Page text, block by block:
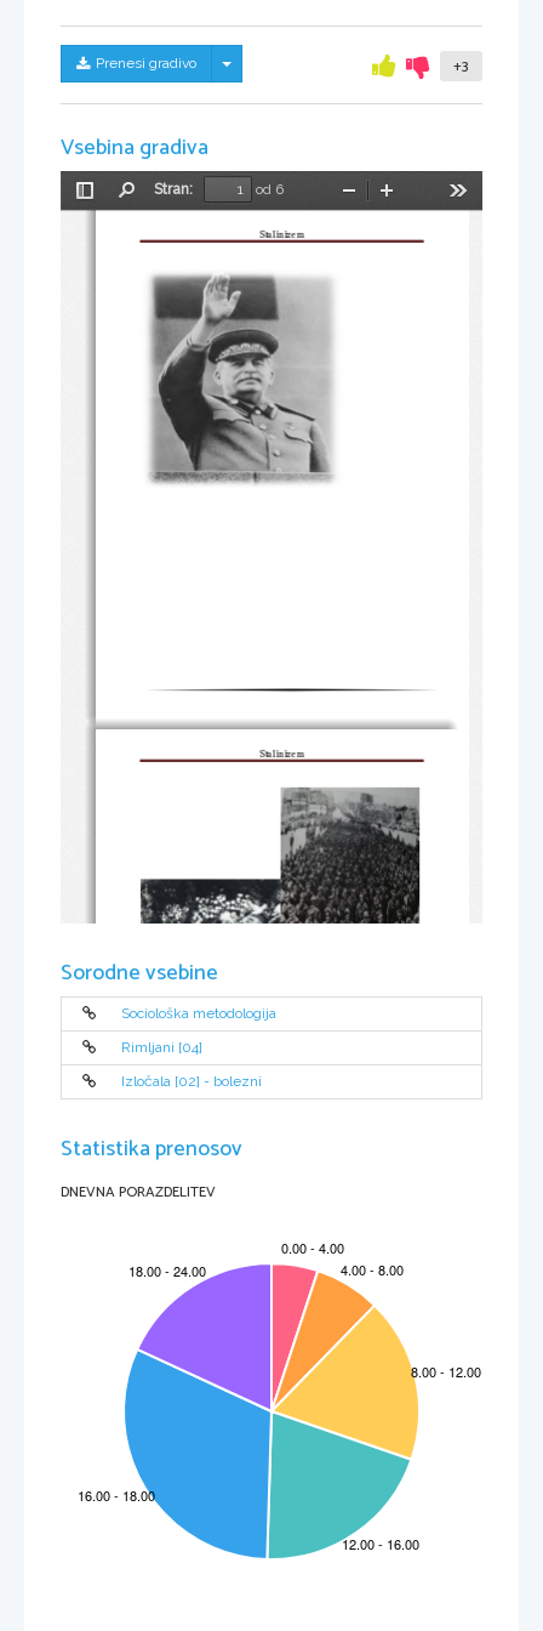
Prenesi gradivo Skrij/prikaži meni +3
Vsebina gradiva
Preklopi
Stran:
od 6
Pomanjšaj
Stalinizem
Stalinizem
Stalinizem
Sorodne vsebine
Sociološka metodologija
Rimljani [04]
Izločala [02] - bolezni
Statistika prenosov
DNEVNA PORAZDELITEV